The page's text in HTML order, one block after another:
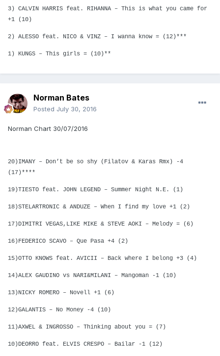
3) CALVIN HARRIS feat. RIHANNA – This is what you came for
+1 (10)
2) ALESSO feat. NICO & VINZ – I wanna know = (12)***
1) KUNGS – This girls = (10)**
Norman Bates
Posted July 30, 2016
Norman Chart 30/07/2016
20)IMANY – Don’t be so shy (Filatov & Karas Rmx) -4
(17)****
19)TIESTO feat. JOHN LEGEND – Summer Night N.E. (1)
18)STELARTRONIC & ANDUZE – When I find my love +1 (2)
17)DIMITRI VEGAS,LIKE MIKE & STEVE AOKI – Melody = (6)
16)FEDERICO SCAVO – Que Pasa +4 (2)
15)OTTO KNOWS feat. AVICII – Back where I belong +3 (4)
14)ALEX GAUDINO vs NARI&MILANI – Mangoman -1 (10)
13)NICKY ROMERO – Novell +1 (6)
12)GALANTIS – No Money -4 (10)
11)AXWEL & INGROSSO – Thinking about you = (7)
10)DEORRO feat. ELVIS CRESPO – Bailar -1 (12)